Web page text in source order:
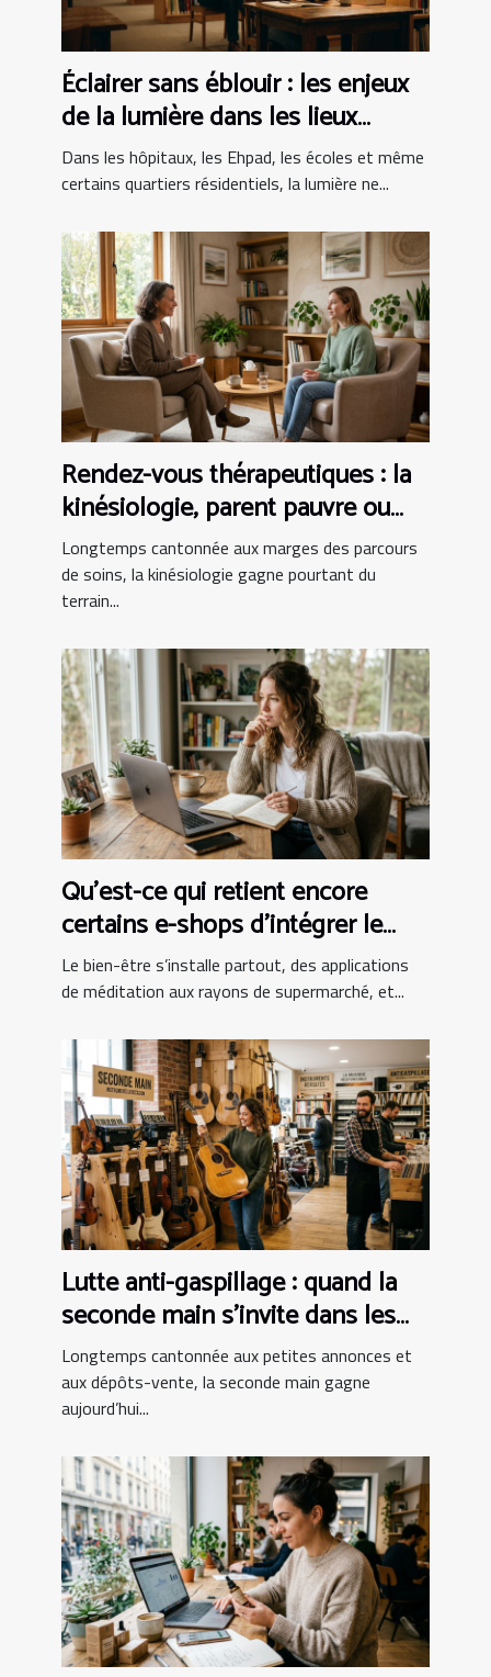
Éclairer sans éblouir : les enjeux
de la lumière dans les lieux
sensibles
Dans les hôpitaux, les Ehpad, les écoles et même
certains quartiers résidentiels, la lumière ne...
Rendez-vous thérapeutiques : la
kinésiologie, parent pauvre ou
alliée incontournable ?
Longtemps cantonnée aux marges des parcours
de soins, la kinésiologie gagne pourtant du
terrain...
Qu’est-ce qui retient encore
certains e-shops d’intégrer le
bien-être au panier ?
Le bien-être s’installe partout, des applications
de méditation aux rayons de supermarché, et...
Lutte anti-gaspillage : quand la
seconde main s’invite dans les
boutiques d’instruments
Longtemps cantonnée aux petites annonces et
aux dépôts-vente, la seconde main gagne
aujourd’hui...